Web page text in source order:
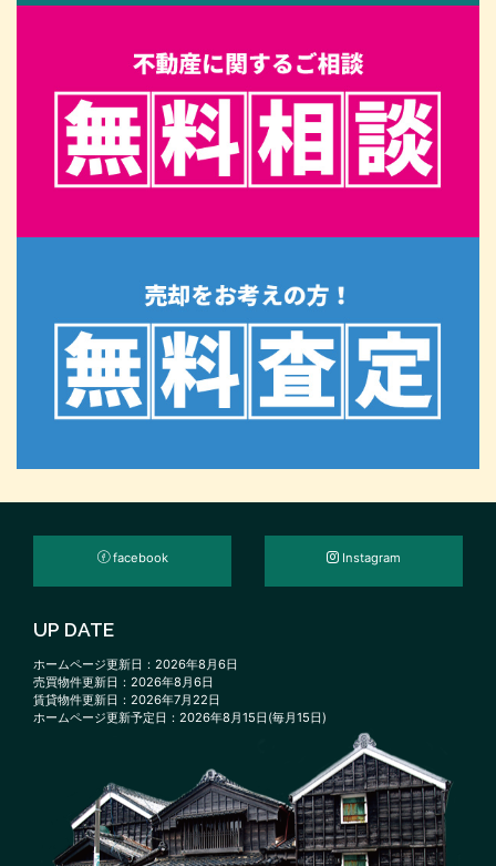
facebook Instagram
UP DATE
ホームページ更新日：2026年8月6日
売買物件更新日：2026年8月6日
賃貸物件更新日：2026年7月22日
ホームページ更新予定日：2026年8月15日(毎月15日)